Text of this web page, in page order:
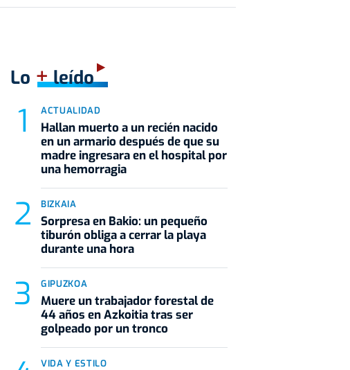
Lo +leído
ACTUALIDAD
Hallan muerto a un recién nacido
en un armario después de que su
madre ingresara en el hospital por
una hemorragia
BIZKAIA
Sorpresa en Bakio: un pequeño
tiburón obliga a cerrar la playa
durante una hora
GIPUZKOA
Muere un trabajador forestal de
44 años en Azkoitia tras ser
golpeado por un tronco
VIDA Y ESTILO